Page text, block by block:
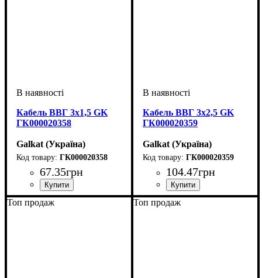
Кабель ВВГ 3х1,5 GK
ГК000020358
Galkat (Україна)
ГК000020358
67.35грн
Перетин кабелю: 3х1,5
Кабель ВВГ 3х2,5 GK
ГК000020359
Galkat (Україна)
ГК000020359
104.47грн
Перетин кабелю: 3х2,5
Топ продаж Топ продаж